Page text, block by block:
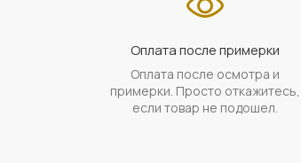
Оплата после примерки
Оплата после осмотра и
примерки. Просто откажитесь,
если товар не подошел.